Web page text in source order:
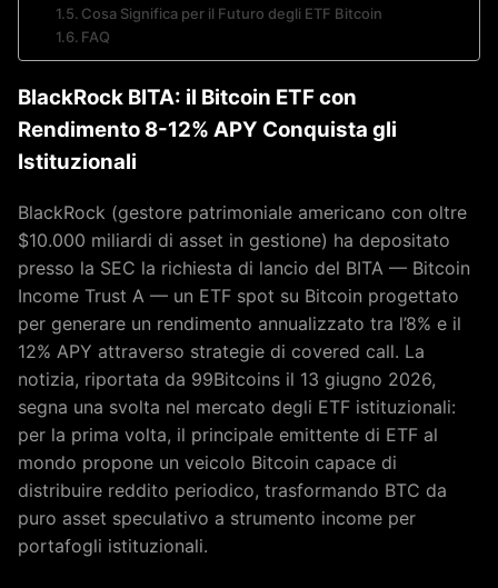
Cosa Significa per il Futuro degli ETF Bitcoin
FAQ
BlackRock BITA: il Bitcoin ETF con
Rendimento 8-12% APY Conquista gli
Istituzionali
BlackRock (gestore patrimoniale americano con oltre
$10.000 miliardi di asset in gestione) ha depositato
presso la SEC la richiesta di lancio del BITA — Bitcoin
Income Trust A — un ETF spot su Bitcoin progettato
per generare un rendimento annualizzato tra l’8% e il
12% APY attraverso strategie di covered call. La
notizia, riportata da 99Bitcoins il 13 giugno 2026,
segna una svolta nel mercato degli ETF istituzionali:
per la prima volta, il principale emittente di ETF al
mondo propone un veicolo Bitcoin capace di
distribuire reddito periodico, trasformando BTC da
puro asset speculativo a strumento income per
portafogli istituzionali.